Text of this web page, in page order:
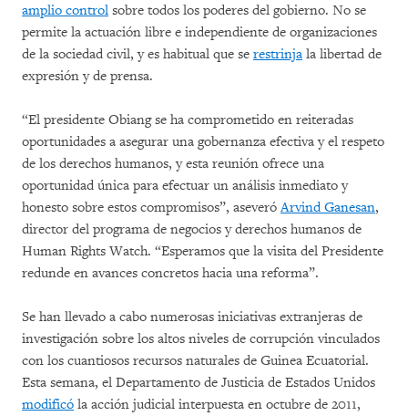
amplio control sobre todos los poderes del gobierno. No se
permite la actuación libre e independiente de organizaciones
de la sociedad civil, y es habitual que se restrinja la libertad de
expresión y de prensa.
“El presidente Obiang se ha comprometido en reiteradas
oportunidades a asegurar una gobernanza efectiva y el respeto
de los derechos humanos, y esta reunión ofrece una
oportunidad única para efectuar un análisis inmediato y
honesto sobre estos compromisos”, aseveróArvind Ganesan,
director del programa de negocios y derechos humanos de
Human Rights Watch. “Esperamos que la visita del Presidente
redunde en avances concretos hacia una reforma”.
Se han llevado a cabo numerosas iniciativas extranjeras de
investigación sobre los altos niveles de corrupción vinculados
con los cuantiosos recursos naturales de Guinea Ecuatorial.
Esta semana, el Departamento de Justicia de Estados Unidos
modificó la acción judicial interpuesta en octubre de 2011,